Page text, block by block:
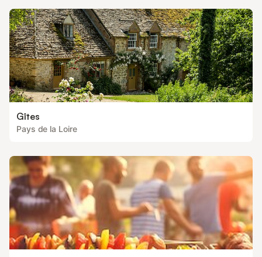
Gîtes
Pays de la Loire